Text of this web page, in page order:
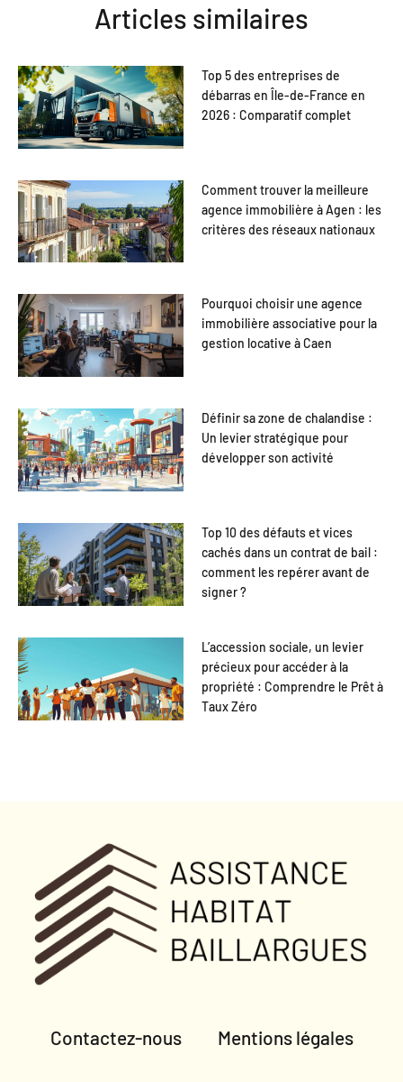
Articles similaires
Top 5 des entreprises de
débarras en Île-de-France en
2026 : Comparatif complet
Comment trouver la meilleure
agence immobilière à Agen : les
critères des réseaux nationaux
Pourquoi choisir une agence
immobilière associative pour la
gestion locative à Caen
Définir sa zone de chalandise :
Un levier stratégique pour
développer son activité
Top 10 des défauts et vices
cachés dans un contrat de bail :
comment les repérer avant de
signer ?
L’accession sociale, un levier
précieux pour accéder à la
propriété : Comprendre le Prêt à
Taux Zéro
Contactez-nous Mentions légales